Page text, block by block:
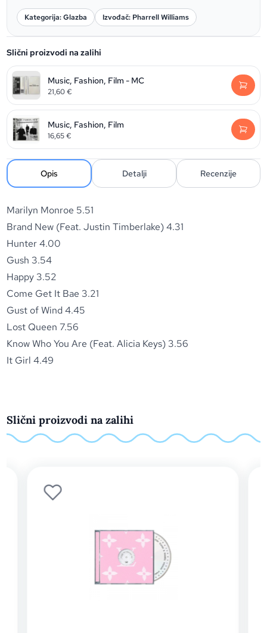
Kategorija: Glazba Izvođač: Pharrell Williams
Slični proizvodi na zalihi
Music, Fashion, Film - MC
21,60€
Music, Fashion, Film
16,65€
Opis Detalji Recenzije
Marilyn Monroe 5.51
Brand New (Feat. Justin Timberlake) 4.31
Hunter 4.00
Gush 3.54
Happy 3.52
Come Get It Bae 3.21
Gust of Wind 4.45
Lost Queen 7.56
Know Who You Are (Feat. Alicia Keys) 3.56
It Girl 4.49
Slični proizvodi na zalihi